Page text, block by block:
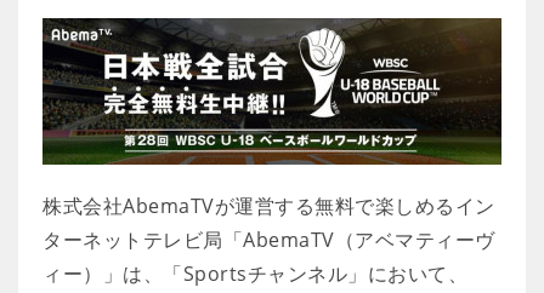
株式会社AbemaTVが運営する無料で楽しめるイン
ターネットテレビ局「AbemaTV（アベマティーヴ
ィー）」は、「Sportsチャンネル」において、